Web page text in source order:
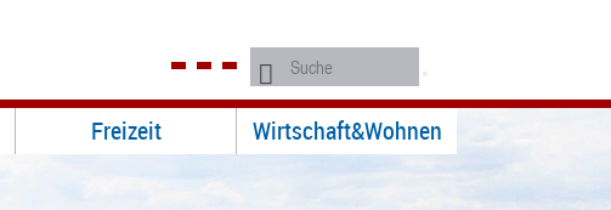
Freizeit Wirtschaft&Wohnen